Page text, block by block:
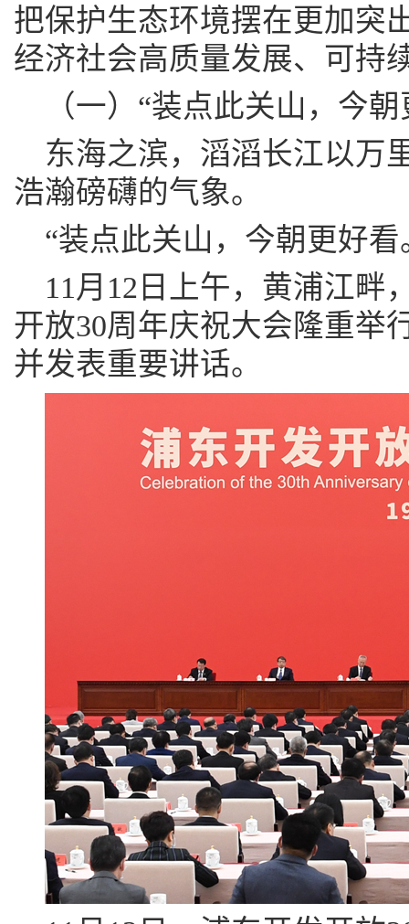
把保护生态环境摆在更加突
经济社会高质量发展、可持
（一）“装点此关山，今
东海之滨，滔滔长江以万
浩瀚磅礴的气象。
“装点此关山，今朝更好看
11月12日上午，黄浦江畔
开放30周年庆祝大会隆重举
并发表重要讲话。